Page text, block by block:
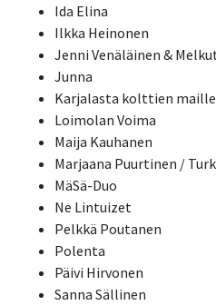
Ida Elina
Ilkka Heinonen
Jenni Venäläinen &
Junna
Karjalasta kolttien maille
Loimolan Voima
Maija Kauhanen
Marjaana Puurtinen /
MäSä-Duo
Ne Lintuizet
Pelkkä Poutanen
Polenta
Päivi Hirvonen
Sanna Sällinen